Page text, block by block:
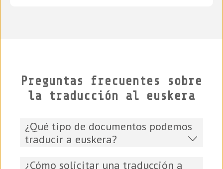
Preguntas frecuentes sobre
la traducción al euskera
¿Qué tipo de documentos podemos
traducir a euskera?
¿Cómo solicitar una traducción a